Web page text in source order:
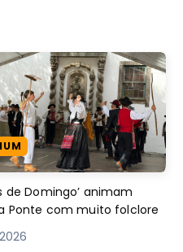
de Domingo’ animam
Ponte com muito folclore